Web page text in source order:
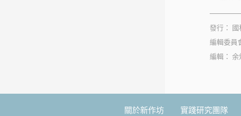
木美
發行
編輯委員
編輯
余
關於新作坊 實踐研究團隊